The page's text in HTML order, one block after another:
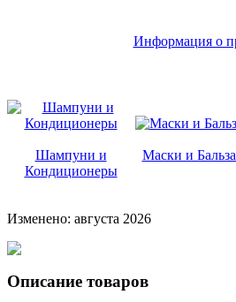
Информация о
Шампуни и
Кондиционеры
Маски и
Изменено: августа 2026
Описание товаров